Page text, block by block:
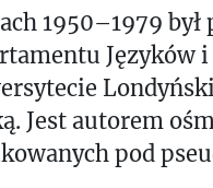
1950–1979
Języków
Jest autorem
pod